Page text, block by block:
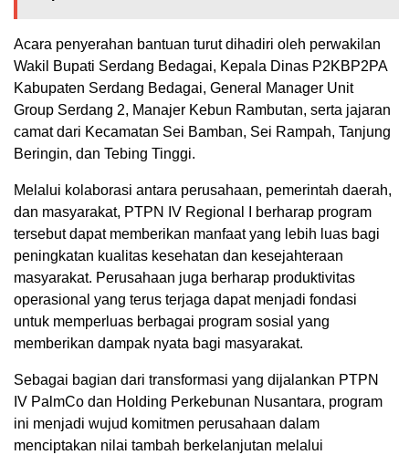
Acara penyerahan bantuan turut dihadiri oleh perwakilan
Wakil Bupati Serdang Bedagai, Kepala Dinas P2KBP2PA
Kabupaten Serdang Bedagai, General Manager Unit
Group Serdang 2, Manajer Kebun Rambutan, serta jajaran
camat dari Kecamatan Sei Bamban, Sei Rampah, Tanjung
Beringin, dan Tebing Tinggi.
Melalui kolaborasi antara perusahaan, pemerintah daerah,
dan masyarakat, PTPN IV Regional I berharap program
tersebut dapat memberikan manfaat yang lebih luas bagi
peningkatan kualitas kesehatan dan kesejahteraan
masyarakat. Perusahaan juga berharap produktivitas
operasional yang terus terjaga dapat menjadi fondasi
untuk memperluas berbagai program sosial yang
memberikan dampak nyata bagi masyarakat.
Sebagai bagian dari transformasi yang dijalankan PTPN
IV PalmCo dan Holding Perkebunan Nusantara, program
ini menjadi wujud komitmen perusahaan dalam
menciptakan nilai tambah berkelanjutan melalui